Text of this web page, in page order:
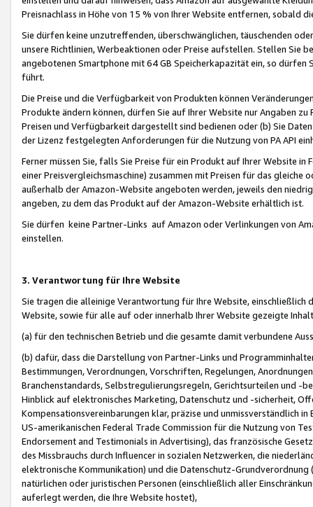
Preisnachlass in Höhe von 15 % von Ihrer Website entfernen, sobald
Sie dürfen keine unzutreffenden, überschwänglichen, täuschenden
unsere Richtlinien, Werbeaktionen oder Preise aufstellen. Stellen Sie
angebotenen Smartphone mit 64 GB Speicherkapazität ein, so dürfen
führt.
Die Preise und die Verfügbarkeit von Produkten können
Produkte ändern können, dürfen Sie auf Ihrer Website nur Angaben
Preisen und Verfügbarkeit dargestellt sind bedienen oder (b) Sie
der Lizenz festgelegten Anforderungen für die Nutzung von PA API
Ferner müssen Sie, falls Sie Preise für ein Produkt auf Ihrer Website
einer Preisvergleichsmaschine) zusammen mit Preisen für das
außerhalb der Amazon-Website angeboten werden, jeweils den
angeben, zu dem das Produkt auf der Amazon-Website erhältlich ist.
Sie dürfen keine Partner-Links auf Amazon oder Verlinkungen von
einstellen.
3. Verantwortung für Ihre Website
Sie tragen die alleinige Verantwortung für Ihre Website,
Website, sowie für alle auf oder innerhalb Ihrer Website gezeigte
(a) für den technischen Betrieb und die gesamte damit verbundene
(b) dafür, dass die Darstellung von Partner-Links und
Bestimmungen, Verordnungen, Vorschriften, Regelungen,
Branchenstandards, Selbstregulierungsregeln, Gerichtsurteilen und -
Hinblick auf elektronisches Marketing, Datenschutz und -sicherheit,
Kompensationsvereinbarungen klar, präzise und unmissverständlich
US-amerikanischen Federal Trade Commission für die Nutzung von
Endorsement and Testimonials in Advertising), das französische
des Missbrauchs durch Influencer in sozialen Netzwerken, die
elektronische Kommunikation) und die Datenschutz-
natürlichen oder juristischen Personen (einschließlich aller
auferlegt werden, die Ihre Website hostet),